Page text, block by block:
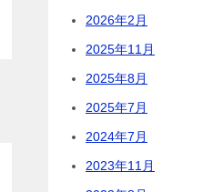
2026年2月
2025年11月
2025年8月
2025年7月
2024年7月
2023年11月